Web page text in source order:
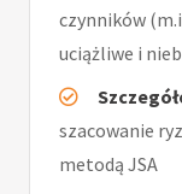
czynników
uciążliwe i
szacowanie
metodą JSA